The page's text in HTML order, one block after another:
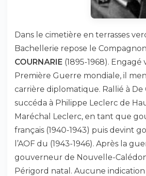
Dans le cimetière en terrasses
Bachellerie repose le
COURNARIE (1895-1968).
Première Guerre mondiale, il
carrière diplomatique. Rallié à De
succéda à Philippe Leclerc de
Maréchal Leclerc, en tant que
français (1940-1943) puis devint
l’AOF du (1943-1946). Après la
gouverneur de Nouvelle-
Périgord natal. Aucune